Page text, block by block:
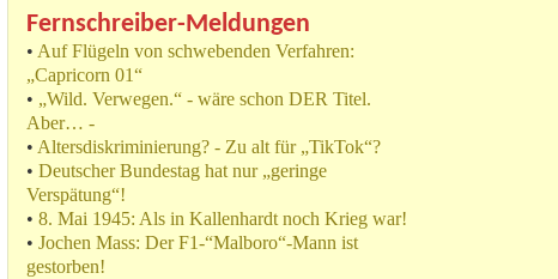
Fernschreiber-Meldungen
• Auf Flügeln von schwebenden Verfahren:
„Capricorn 01“
• „Wild. Verwegen.“ - wäre schon DER Titel.
Aber… -
• Altersdiskriminierung? - Zu alt für „TikTok“?
• Deutscher Bundestag hat nur „geringe
Verspätung“!
• 8. Mai 1945: Als in Kallenhardt noch Krieg war!
• Jochen Mass: Der F1-“Malboro“-Mann ist
gestorben!